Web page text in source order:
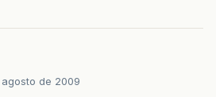
agosto de 2009